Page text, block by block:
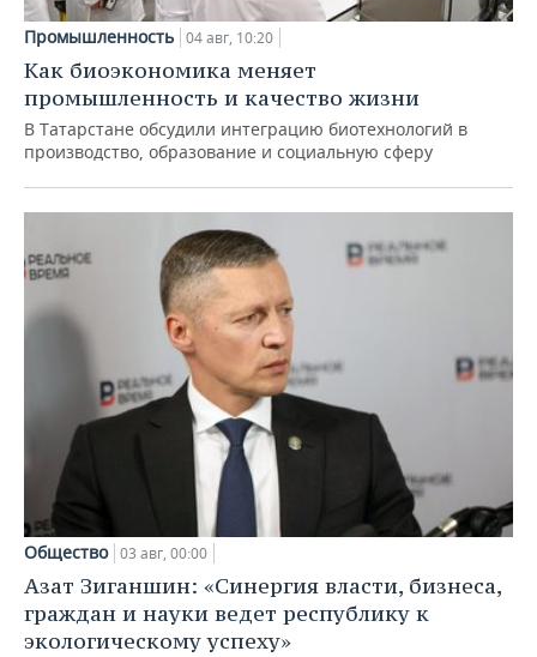
Промышленность 04 авг, 10:20
Как биоэкономика меняет
промышленность и качество жизни
В Татарстане обсудили интеграцию биотехнологий в
производство, образование и социальную сферу
Общество 03 авг, 00:00
Азат Зиганшин: «Синергия власти, бизнеса,
граждан и науки ведет республику к
экологическому успеху»